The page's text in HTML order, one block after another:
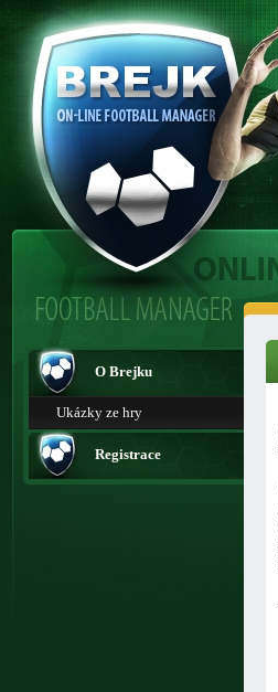
O Brejku
Ukázky ze hry
Registrace